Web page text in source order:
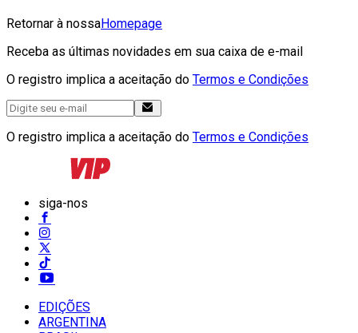
Retornar à nossaHomepage
Receba as últimas novidades em sua caixa de e-mail
O registro implica a aceitação do Termos e Condições
O registro implica a aceitação do Termos e Condições
siga-nos
EDIÇÕES
ARGENTINA